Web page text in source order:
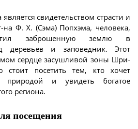
свидетельством страсти и
на Ф. Х. (Сэма) Попхэма, человека,
заброшенную землю в
деревьев и заповедник. Этот
сердце засушливой зоны Шри-
стоит посетить тем, кто хочет
природой и увидеть богатое
региона.
посещения